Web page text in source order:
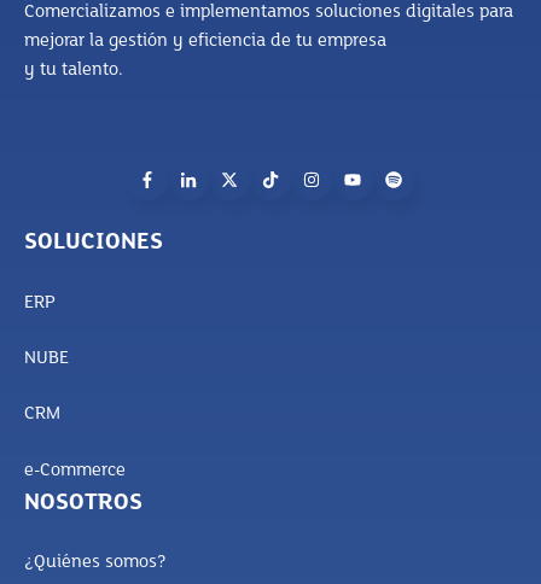
Comercializamos e implementamos soluciones digitales para
mejorar la gestión y eficiencia de tu empresa
y tu talento.
SOLUCIONES
ERP
NUBE
CRM
e-Commerce
NOSOTROS
¿Quiénes somos?